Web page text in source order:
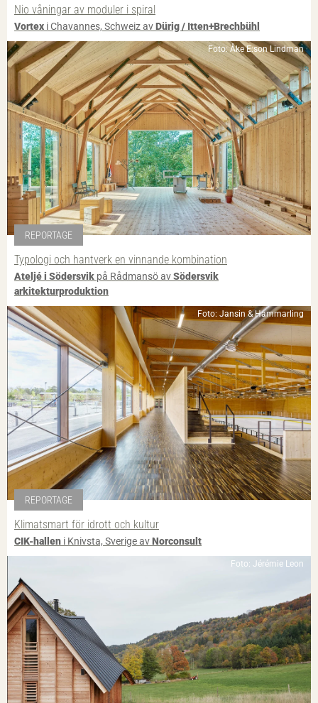
Nio våningar av moduler i spiral
Vortex i Chavannes, Schweiz avDürig / Itten+Brechbühl
Foto: Åke E:son Lindman
REPORTAGE
Typologi och hantverk en vinnande kombination
Ateljé i Södersvik på Rådmansö avSödersvik
arkitekturproduktion
Foto: Jansin & Hammarling
REPORTAGE
Klimatsmart för idrott och kultur
CIK-hallen i Knivsta, Sverige avNorconsult
Foto: Jérémie Leon